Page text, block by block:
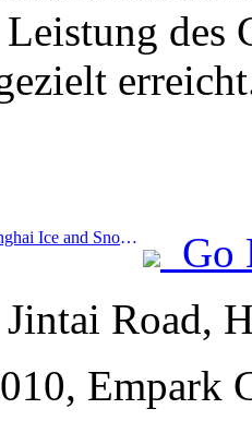
des
Prev:Das luxuriöseste Shanghai Ice and Snow World Hotel wird enthüllt
Go
Jintai Road,
Empark